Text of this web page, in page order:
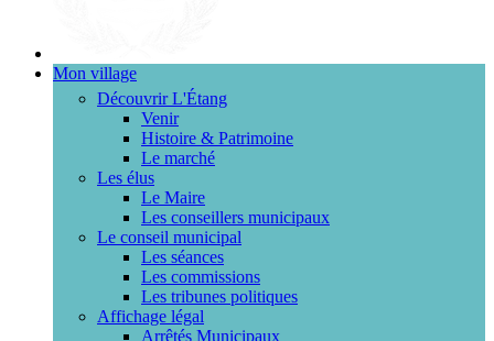
Mon village
Découvrir L'Étang
Venir
Histoire & Patrimoine
Le marché
Les élus
Le Maire
Les conseillers municipaux
Le conseil municipal
Les séances
Les commissions
Les tribunes politiques
Affichage légal
Arrêtés Municipaux